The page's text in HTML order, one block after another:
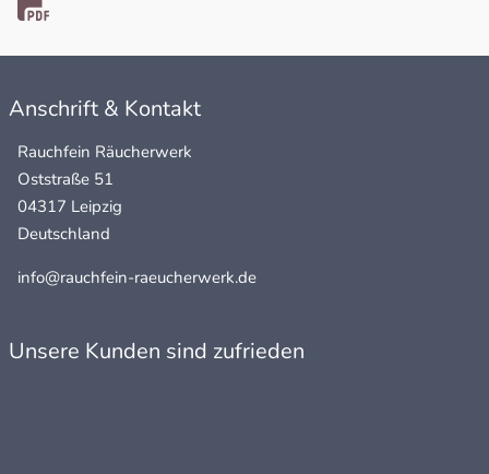
Anschrift & Kontakt
Rauchfein Räucherwerk
Oststraße 51
04317 Leipzig
Deutschland
info@rauchfein-raeucherwerk.de
Unsere Kunden sind zufrieden